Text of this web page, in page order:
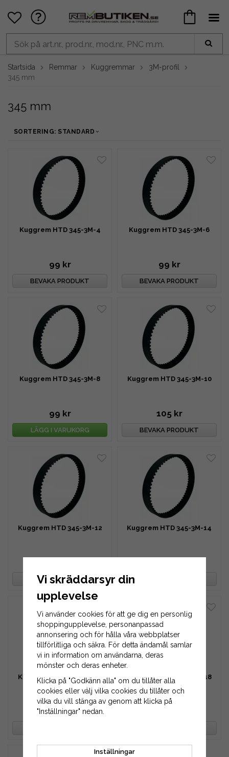
Startsida Remmar Kuggremmar
3M-profil
345 mm
345 mm
SORTERING: STANDARD
Kuggrem HTD 345-3M-4
99 kr
BEVAKA PRODUKT
Kuggrem HTD 345-3M-6
99 kr
BEVAKA PRODUKT
Kuggrem HTD 345-3M-8
99 kr
LÄGG I VARUKORG
Kuggrem HTD 345-3M-10
105 kr
BEVAKA PRODUKT
Kuggrem HTD 345-3M-12
BEVAKA PRODUKT
Kuggrem HTD 345-3M-14
Kuggrem HTD 345-3M-16
168 kr
Kuggrem HTD 345-3M-18
Vi skräddarsyr din
upplevelse
Vi använder cookies för att ge dig en personlig
shoppingupplevelse, personanpassad
annonsering och för hålla våra webbplatser
tillförlitliga och säkra. För detta ändamål samlar
vi in information om användarna, deras
mönster och deras enheter.
Klicka på "Godkänn alla" om du tillåter alla
cookies eller välj vilka cookies du tillåter och
vilka du vill stänga av genom att klicka på
"Inställningar" nedan.
Inställningar